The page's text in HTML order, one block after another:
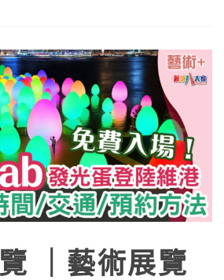
｜藝術展覽